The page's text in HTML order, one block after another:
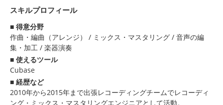
スキルプロフィール
得意分野
作曲・編曲（アレンジ）
/ ミックス・マスタリング / 音声の編
集・加工 / 楽器演奏
使えるツール
Cubase
経歴など
2010年から2015年まで出張レコーディングチームでレコーディ
ング・ミックス・マスタリングエンジニアとして活動。